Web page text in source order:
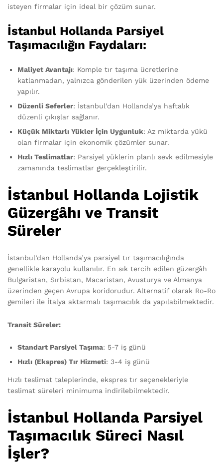
isteyen firmalar için ideal bir çözüm sunar.
İstanbul Hollanda Parsiyel
Taşımacılığın Faydaları:
Maliyet Avantajı: Komple tır taşıma ücretlerine
katlanmadan, yalnızca gönderilen yük üzerinden ödeme
yapılır.
Düzenli Seferler: İstanbul’dan Hollanda’ya haftalık
düzenli çıkışlar sağlanır.
Küçük Miktarlı Yükler İçin Uygunluk: Az miktarda yükü
olan firmalar için ekonomik çözümler sunar.
Hızlı Teslimatlar: Parsiyel yüklerin planlı sevk edilmesiyle
zamanında teslimatlar gerçekleştirilir.
İstanbul Hollanda Lojistik
Güzergâhı ve Transit
Süreler
İstanbul’dan Hollanda’ya parsiyel tır taşımacılığında
genellikle karayolu kullanılır. En sık tercih edilen güzergâh
Bulgaristan, Sırbistan, Macaristan, Avusturya ve Almanya
üzerinden geçen Avrupa koridorudur. Alternatif olarak Ro-Ro
gemileri ile İtalya aktarmalı taşımacılık da yapılabilmektedir.
Transit Süreler:
Standart Parsiyel Taşıma: 5-7 iş günü
Hızlı (Ekspres) Tır Hizmeti: 3-4 iş günü
Hızlı teslimat taleplerinde, ekspres tır seçenekleriyle
teslimat süreleri minimuma indirilebilmektedir.
İstanbul Hollanda Parsiyel
Taşımacılık Süreci Nasıl
İşler?